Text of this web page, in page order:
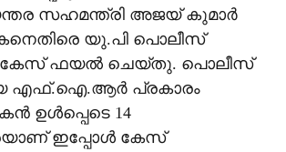
സഹമന്ത്രി അജയ് കുമാര്‍
യു.പി പൊലീസ്
ഫയല്‍ ചെയ്തു. പൊലീസ്
എഫ്.ഐ.ആര്‍ പ്രകാരം
ഉള്‍പ്പെടെ 14
ഇപ്പോള്‍ കേസ്